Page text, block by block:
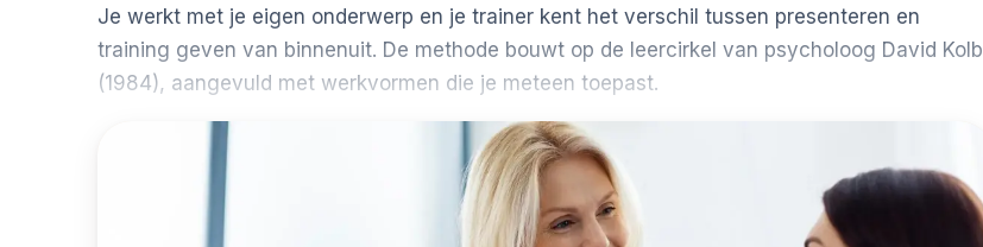
Je werkt met je eigen onderwerp en je trainer kent het verschil tussen presenteren en
training geven van binnenuit. De methode bouwt op de leercirkel van psycholoog David Kolb
(1984), aangevuld met werkvormen die je meteen toepast.